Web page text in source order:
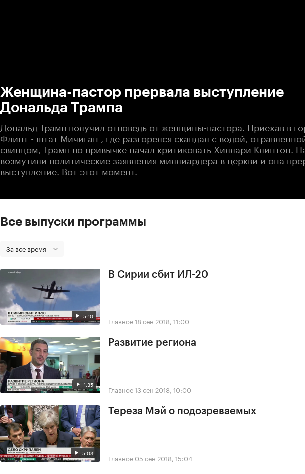
Женщина-пастор прервала выступление
Дональда Трампа
Дональд Трамп получил отповедь от женщины-пастора. Приехав в
Флинт - штат Мичиган , где разгорелся скандал с водой,
свинцом, Трамп по привычке начал критиковать Хиллари Клинтон.
возмутили политические заявления миллиардера в церкви и она
выступление. Вот этот момент.
Все выпуски программы
За все время
5:10
В Сирии сбит ИЛ-20
Главное18 сен 2018, 11:00
1:35
Развитие региона
Главное13 сен 2018, 10:00
5:03
Тереза Мэй о подозреваемых
Главное 05 сен 2018, 15:04